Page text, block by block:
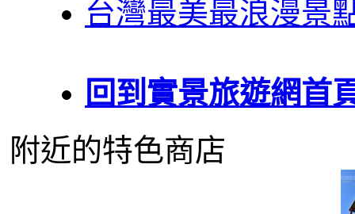
台灣最美最浪漫景
回到實景旅遊網首
附近的特色商店